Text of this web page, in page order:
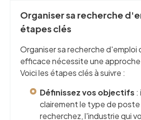
Organiser sa recherche
étapes clés
Organiser sa recherche d'emploi
efficace nécessite une
Voici les étapes clés à suivre :
Définissez vos objectifs :
clairement le type de poste
recherchez, l'industrie qui